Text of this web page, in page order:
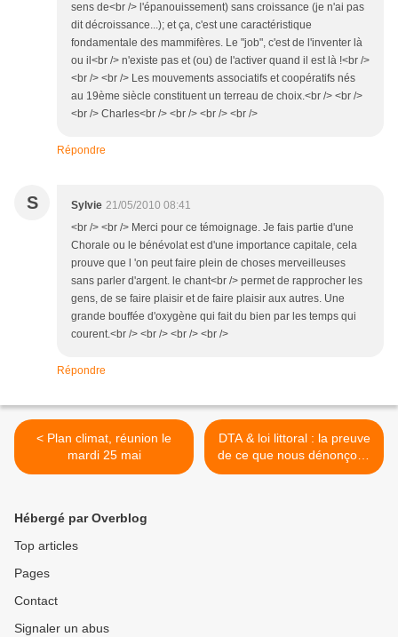
sens de<br /> l'épanouissement) sans croissance (je n'ai pas
dit décroissance...); et ça, c'est une caractéristique
fondamentale des mammifères. Le "job", c'est de l'inventer là
ou il<br /> n'existe pas et (ou) de l'activer quand il est là !<br />
<br /> <br /> Les mouvements associatifs et coopératifs nés
au 19ème siècle constituent un terreau de choix.<br /> <br />
<br /> Charles<br /> <br /> <br /> <br />
Répondre
S Sylvie 21/05/2010 08:41
<br /> <br /> Merci pour ce témoignage. Je fais partie d'une
Chorale ou le bénévolat est d'une importance capitale, cela
prouve que l 'on peut faire plein de choses merveilleuses
sans parler d'argent. le chant<br /> permet de rapprocher les
gens, de se faire plaisir et de faire plaisir aux autres. Une
grande bouffée d'oxygène qui fait du bien par les temps qui
courent.<br /> <br /> <br /> <br />
Répondre
< Plan climat, réunion le
mardi 25 mai
DTA & loi littoral : la preuve
de ce que nous dénonçons
! >
Hébergé par Overblog
Top articles
Pages
Contact
Signaler un abus